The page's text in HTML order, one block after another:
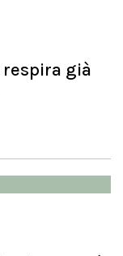
già